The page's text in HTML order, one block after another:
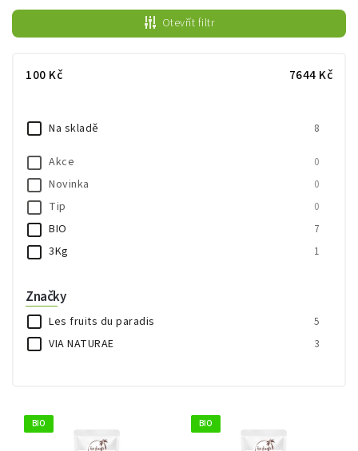
Nejlevnější
Nejdražší
Abecedně
Otevřít filtr
100 Kč 7644 Kč
Na skladě 8
Akce 0
Novinka 0
Tip 0
BIO 7
3Kg 1
Značky
Les fruits du paradis 5
VIA NATURAE 3
BIO BIO